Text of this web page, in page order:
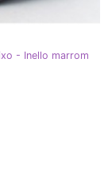
- Inello marrom